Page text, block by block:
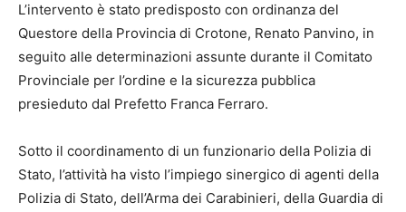
L’intervento è stato predisposto con ordinanza del
Questore della Provincia di Crotone, Renato Panvino, in
seguito alle determinazioni assunte durante il Comitato
Provinciale per l’ordine e la sicurezza pubblica
presieduto dal Prefetto Franca Ferraro.
Sotto il coordinamento di un funzionario della Polizia di
Stato, l’attività ha visto l’impiego sinergico di agenti della
Polizia di Stato, dell’Arma dei Carabinieri, della Guardia di